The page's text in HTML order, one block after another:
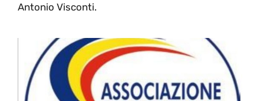
Antonio Visconti.